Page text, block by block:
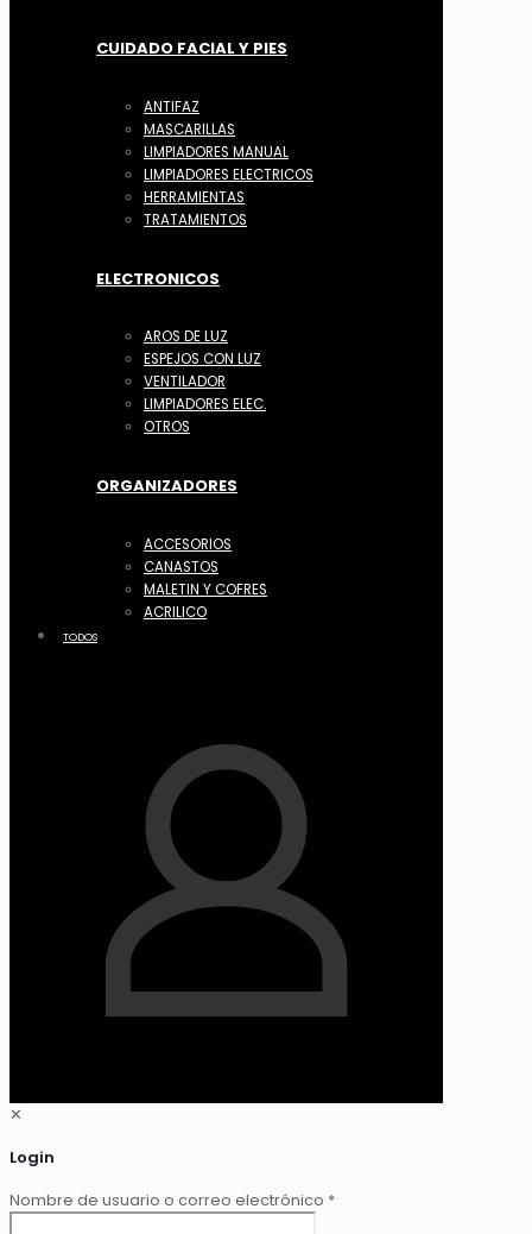
CUIDADO FACIAL Y PIES
ANTIFAZ
MASCARILLAS
LIMPIADORES MANUAL
LIMPIADORES ELECTRICOS
HERRAMIENTAS
TRATAMIENTOS
ELECTRONICOS
AROS DE LUZ
ESPEJOS CON LUZ
VENTILADOR
LIMPIADORES ELEC.
OTROS
ORGANIZADORES
ACCESORIOS
CANASTOS
MALETIN Y COFRES
ACRILICO
TODOS
✕
Login
Nombre de usuario o correo electrónico *